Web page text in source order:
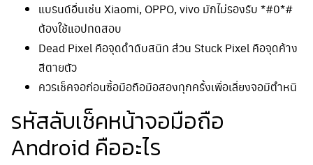
แบรนด์อื่นเช่น Xiaomi, OPPO, vivo มักไม่รองรับ *#0*#
ต้องใช้แอปทดสอบ
Dead Pixel คือจุดดำดับสนิท ส่วน Stuck Pixel คือจุดค้าง
สีตายตัว
ควรเช็คจอก่อนซื้อมือถือมือสองทุกครั้งเพื่อเลี่ยงจอมีตำหนิ
รหัสลับเช็คหน้าจอมือถือ
Android คืออะไร